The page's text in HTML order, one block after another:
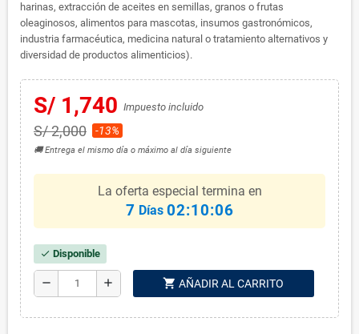
harinas, extracción de aceites en semillas, granos o frutas
oleaginosos, alimentos para mascotas, insumos gastronómicos,
industria farmacéutica, medicina natural o tratamiento alternativos y
diversidad de productos alimenticios).
S/ 1,740 Impuesto incluido
S/ 2,000 -13%
🚚 Entrega el mismo día o máximo al día siguiente
La oferta especial termina en
7 Días 02:10:05
check Disponible
remove add shopping_cart AÑADIR AL CARRITO